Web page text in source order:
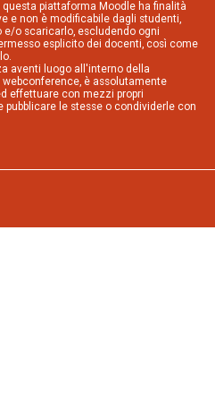
piattaforma Moodle ha finalità
e non è modificabile dagli studenti,
o scaricarlo, escludendo ogni
esplicito dei docenti, così come
aventi luogo all'interno della
è assolutamente
effettuare con mezzi propri
le stesse o condividerle con